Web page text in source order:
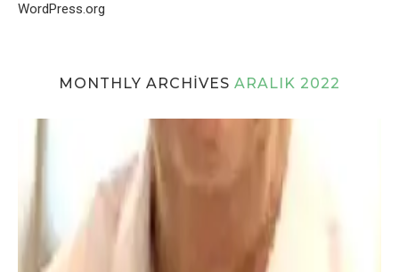
MONTHLY ARCHIVES ARALIK 2022
WordPress.org